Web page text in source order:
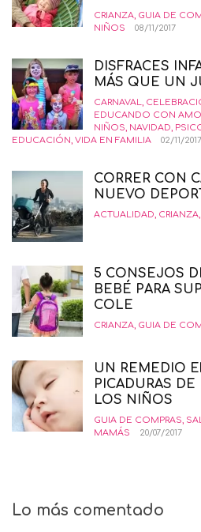
CRIANZA, GUIA DE
NIÑOS
08/11/2017
DISFRACES
MÁS QUE UN
CARNAVAL,
EDUCANDO CON
NIÑOS, NAVIDAD,
EDUCACIÓN, VIDA EN FAMILIA 02/11/2017
CORRER CON
NUEVO
ACTUALIDAD, CRIANZA,
5 CONSEJOS
BEBÉ PARA
COLE
CRIANZA, GUIA DE
UN REMEDIO
PICADURAS
LOS NIÑOS
GUIA DE COMPRAS,
MAMÁS
20/07/2017
Lo más comentado